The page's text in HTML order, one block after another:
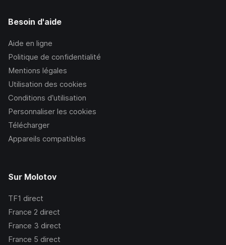
Besoin d'aide
Aide en ligne
Politique de confidentialité
Mentions légales
Utilisation des cookies
Conditions d’utilisation
Personnaliser les cookies
Télécharger
Appareils compatibles
Sur Molotov
TF1 direct
France 2 direct
France 3 direct
France 5 direct